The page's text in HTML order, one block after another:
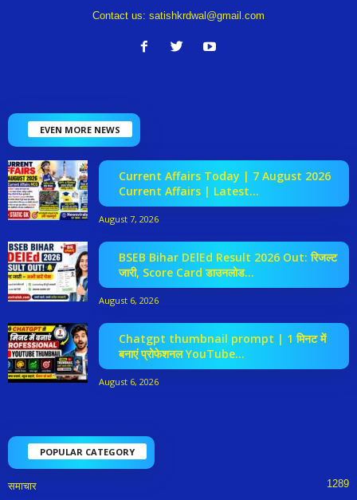
Contact us: satishkrdwal@gmail.com
EVEN MORE NEWS
Current Affairs Today | 7 August 2026
Current Affairs | Latest...
August 7, 2026
BSEB Bihar DElEd Result 2026 Out: रिजल्ट
जारी, Score Card डाउनलोड...
August 6, 2026
Chatgpt thumbnail prompt | 1 मिनट में
बनाएं प्रोफेशनल YouTube...
August 6, 2026
POPULAR CATEGORY
समाचार 1289